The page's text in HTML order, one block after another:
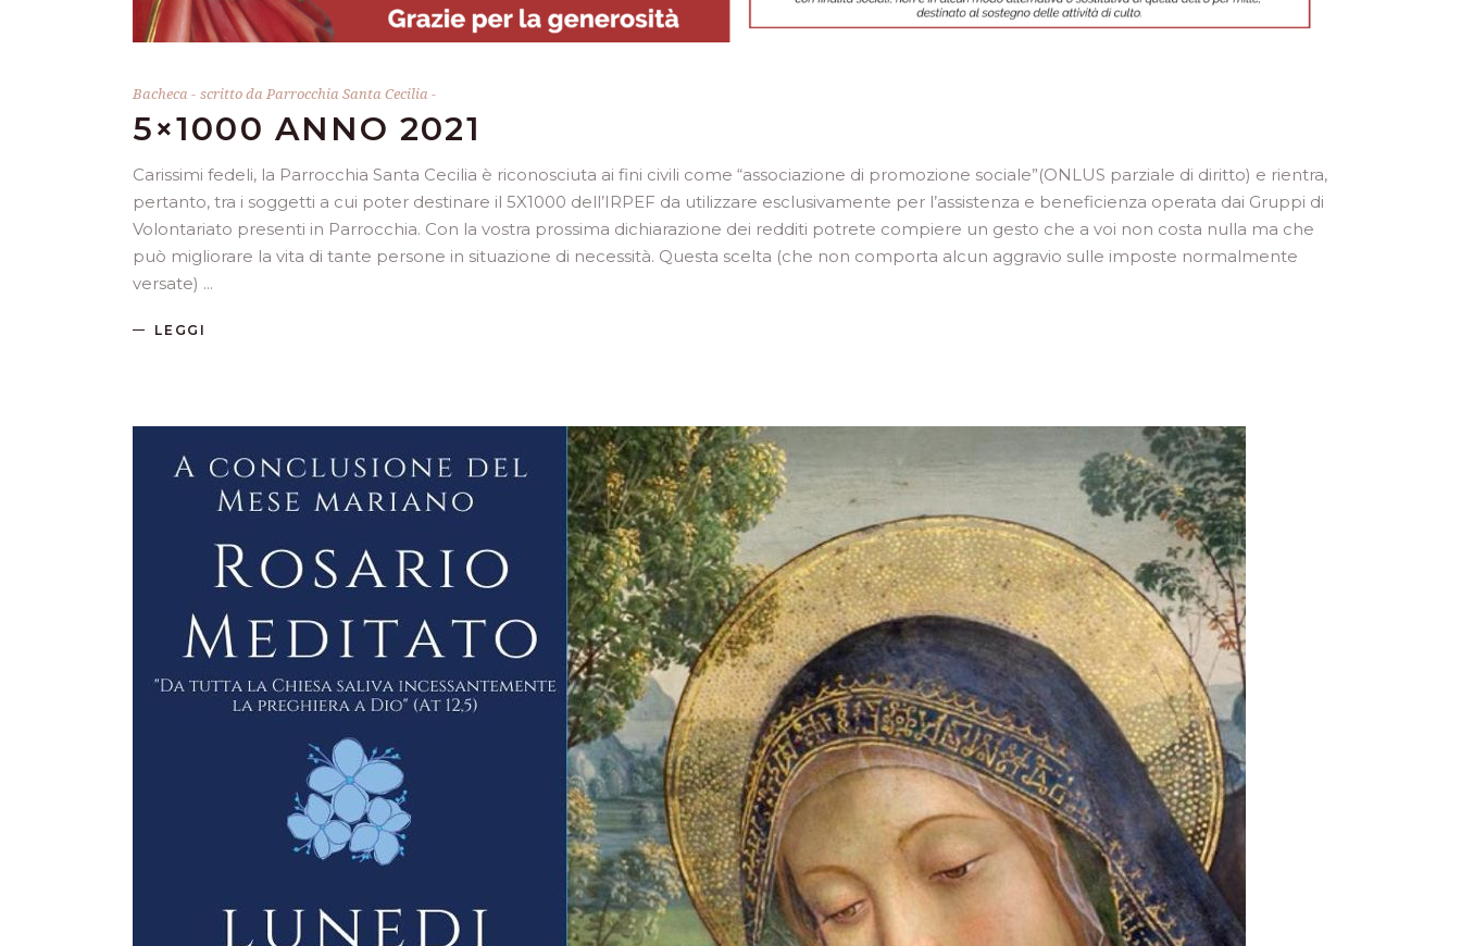
Bacheca scritto da Parrocchia Santa Cecilia
5×1000 ANNO 2021
Carissimi fedeli, la Parrocchia Santa Cecilia è riconosciuta ai fini civili come “associazione di promozione sociale”(ONLUS parziale di diritto) e rientra,
pertanto, tra i soggetti a cui poter destinare il 5X1000 dell’IRPEF da utilizzare esclusivamente per l’assistenza e beneficienza operata dai Gruppi di
Volontariato presenti in Parrocchia. Con la vostra prossima dichiarazione dei redditi potrete compiere un gesto che a voi non costa nulla ma che
può migliorare la vita di tante persone in situazione di necessità. Questa scelta (che non comporta alcun aggravio sulle imposte normalmente
versate)
LEGGI